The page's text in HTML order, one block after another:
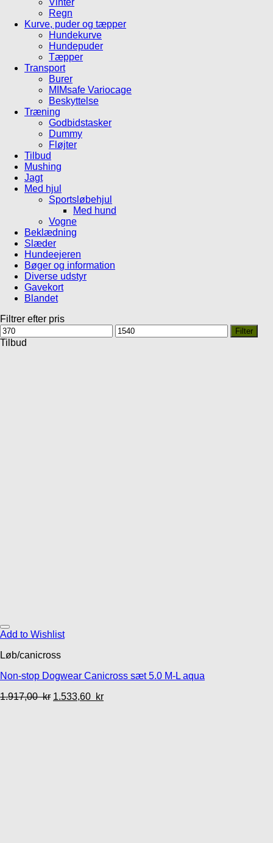
Regn
Kurve, puder og tæpper
Hundekurve
Hundepuder
Tæpper
Transport
Burer
MIMsafe Variocage
Beskyttelse
Træning
Godbidstasker
Dummy
Fløjter
Tilbud
Mushing
Jagt
Med hjul
Sportsløbehjul
Med hund
Vogne
Beklædning
Slæder
Hundeejeren
Bøger og information
Diverse udstyr
Gavekort
Blandet
Filtrer efter pris
Mindste
pris
Højeste
pris
Filter
Tilbud
Add to Wishlist
Løb/canicross
Non-stop Dogwear Canicross sæt 5.0 M-L aqua
1.917,00kr 1.533,60 kr